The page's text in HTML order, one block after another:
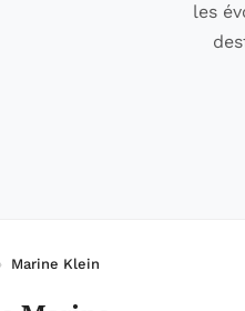
les
Marine Klein